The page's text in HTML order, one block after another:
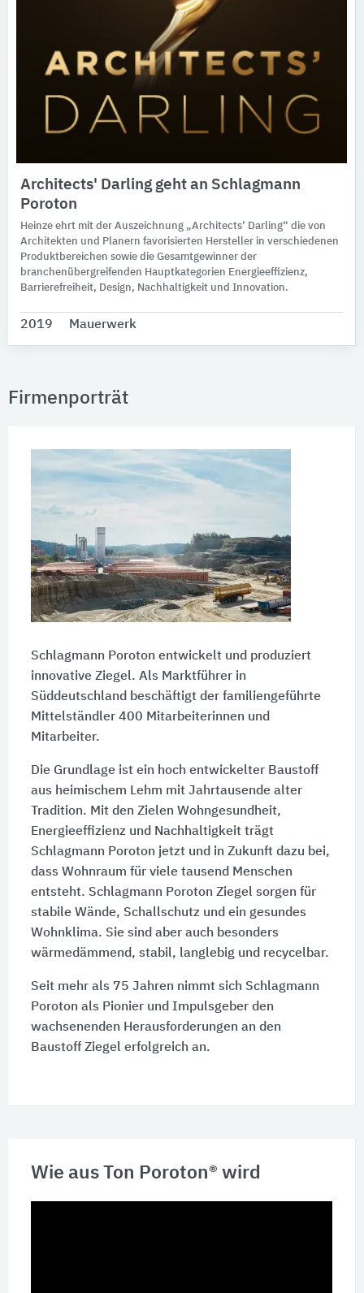
Architects' Darling geht an Schlagmann
Poroton
Heinze ehrt mit der Auszeichnung „Architects’ Darling“ die von
Architekten und Planern favorisierten Hersteller in verschiedenen
Produktbereichen sowie die Gesamtgewinner der
branchenübergreifenden Hauptkategorien Energieeffizienz,
Barrierefreiheit, Design, Nachhaltigkeit und Innovation.
2019 Mauerwerk
Firmenporträt
Schlagmann Poroton entwickelt und produziert
innovative Ziegel. Als Marktführer in
Süddeutschland beschäftigt der familiengeführte
Mittelständler 400 Mitarbeiterinnen und
Mitarbeiter.
Die Grundlage ist ein hoch entwickelter Baustoff
aus heimischem Lehm mit Jahrtausende alter
Tradition. Mit den Zielen Wohngesundheit,
Energieeffizienz und Nachhaltigkeit trägt
Schlagmann Poroton jetzt und in Zukunft dazu bei,
dass Wohnraum für viele tausend Menschen
entsteht. Schlagmann Poroton Ziegel sorgen für
stabile Wände, Schallschutz und ein gesundes
Wohnklima. Sie sind aber auch besonders
wärmedämmend, stabil, langlebig und recycelbar.
Seit mehr als 75 Jahren nimmt sich Schlagmann
Poroton als Pionier und Impulsgeber den
wachsenenden Herausforderungen an den
Baustoff Ziegel erfolgreich an.
Wie aus Ton Poroton® wird